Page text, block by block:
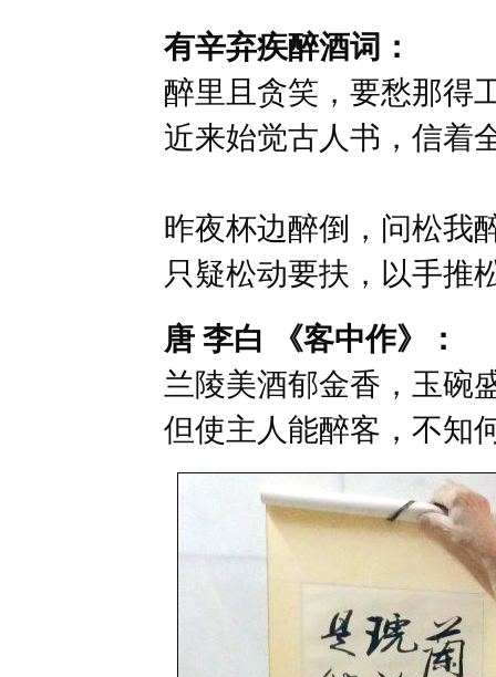
有辛弃疾醉酒词：
醉里且贪笑，要愁那得
近来始觉古人书，信着
昨夜杯边醉倒，问松我
只疑松动要扶，以手推
唐 李白 《客中作》：
兰陵美酒郁金香，玉碗
但使主人能醉客，不知